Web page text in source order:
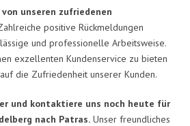
unseren zufriedenen
positive Rückmeldungen
und professionelle Arbeitsweise.
exzellenten Kundenservice zu bieten
die Zufriedenheit unserer Kunden.
und kontaktiere uns noch heute für
nach Patras. Unser freundliches